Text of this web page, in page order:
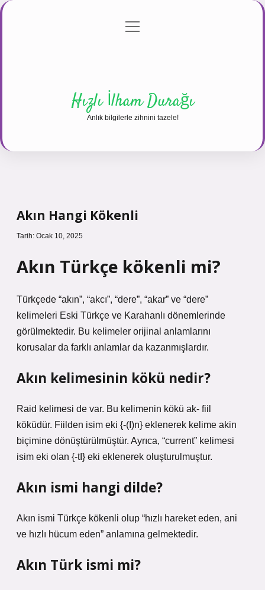
Gizlilik Politikası
menüyü
Hızlı İlham Durağı
Anlık bilgilerle zihnini tazele!
Akın Hangi Kökenli
Tarih: Ocak 10, 2025
Akın Türkçe kökenli mi?
Türkçede “akın”, “akcı”, “dere”, “akar” ve “dere”
kelimeleri Eski Türkçe ve Karahanlı dönemlerinde
görülmektedir. Bu kelimeler orijinal anlamlarını
korusalar da farklı anlamlar da kazanmışlardır.
Akın kelimesinin kökü nedir?
Raid kelimesi de var. Bu kelimenin kökü ak- fiil
köküdür. Fiilden isim eki {-(I)n} eklenerek kelime akin
biçimine dönüştürülmüştür. Ayrıca, “current” kelimesi
isim eki olan {-tI} eki eklenerek oluşturulmuştur.
Akın ismi hangi dilde?
Akın ismi Türkçe kökenli olup “hızlı hareket eden, ani
ve hızlı hücum eden” anlamına gelmektedir.
Akın Türk ismi mi?